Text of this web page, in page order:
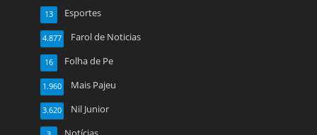
Esportes
13
Farol de Noticias
4.877
Folha de Pe
16
Mais Pajeu
1.960
Nil Junior
3.620